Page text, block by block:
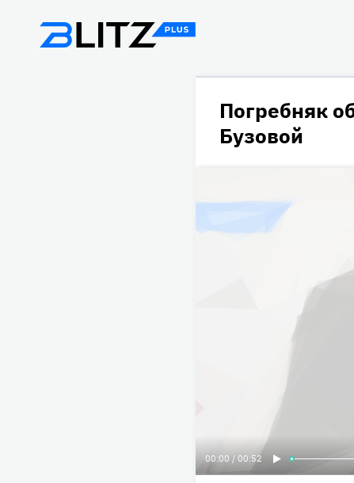
Погребняк
Бузовой
00:00 / 00:52